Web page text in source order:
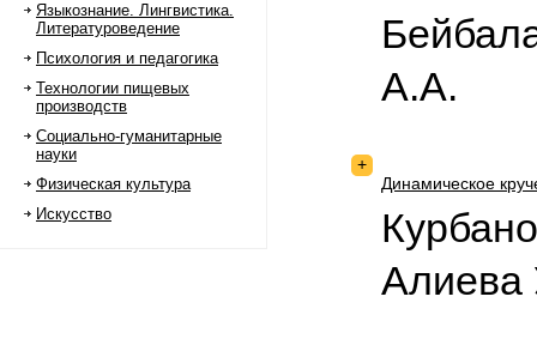
Языкознание. Лингвистика.
Литературоведение
Психология и педагогика
Технологии пищевых
производств
Социально-гуманитарные
науки
Физическая культура
Искусство
А.А.
+
Динамическое
Алиева